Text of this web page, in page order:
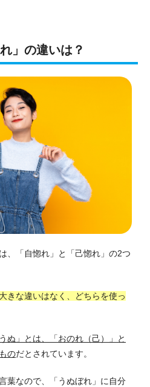
」の違いは？
、「自惚れ」と「己惚れ」の2つ
きな違いはなく、どちらを使っ
ぬ」とは、「おのれ（己）」と
のだとされています。
葉なので、「うぬぼれ」に自分